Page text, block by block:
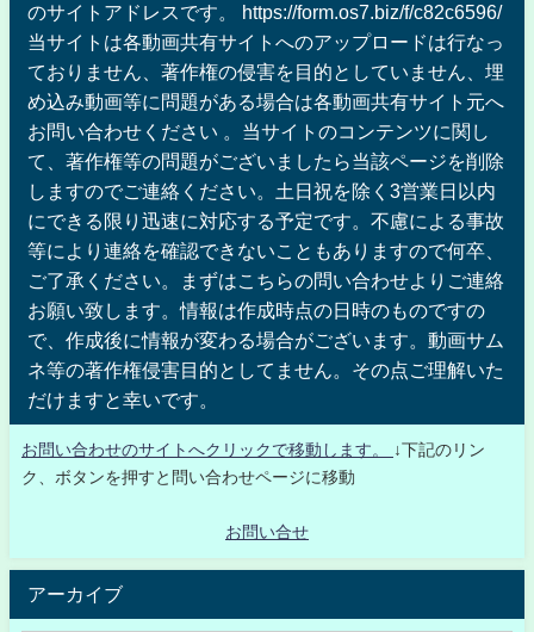
のサイトアドレスです。 https://form.os7.biz/f/c82c6596/
当サイトは各動画共有サイトへのアップロードは行なっ
ておりません、著作権の侵害を目的としていません、埋
め込み動画等に問題がある場合は各動画共有サイト元へ
お問い合わせください 。当サイトのコンテンツに関し
て、著作権等の問題がございましたら当該ページを削除
しますのでご連絡ください。土日祝を除く3営業日以内
にできる限り迅速に対応する予定です。不慮による事故
等により連絡を確認できないこともありますので何卒、
ご了承ください。まずはこちらの問い合わせよりご連絡
お願い致します。情報は作成時点の日時のものですの
で、作成後に情報が変わる場合がございます。動画サム
ネ等の著作権侵害目的としてません。その点ご理解いた
だけますと幸いです。
お問い合わせのサイトへクリックで移動します。
↓下記のリン
ク、ボタンを押すと問い合わせページに移動
お問い合せ
アーカイブ